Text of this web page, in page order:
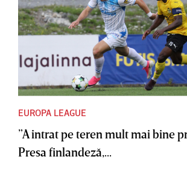
EUROPA LEAGUE
”A intrat pe teren mult mai bine
Presa finlandeză,...